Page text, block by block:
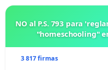
NO al P.S. 793 para
"homeschooling"
3 817 firmas